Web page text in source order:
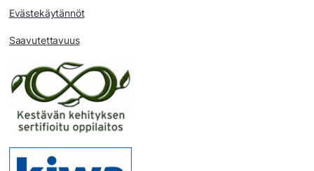
Evästekäytännöt
Saavutettavuus